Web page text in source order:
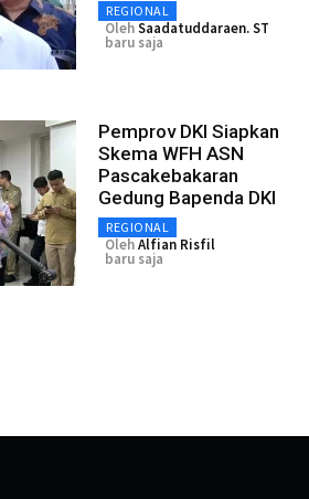
REGIONAL
OlehSaadatuddaraen. ST
baru saja
Pemprov DKI Siapkan
Skema WFH ASN
Pascakebakaran
Gedung Bapenda DKI
REGIONAL
OlehAlfian Risfil
baru saja